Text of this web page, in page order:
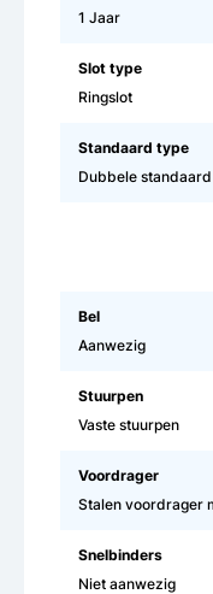
1 Jaar
Slot type
Ringslot
Standaard type
Dubbele standaard
Bel
Aanwezig
Stuurpen
Vaste stuurpen
Voordrager
Stalen voordrager
Snelbinders
Niet aanwezig